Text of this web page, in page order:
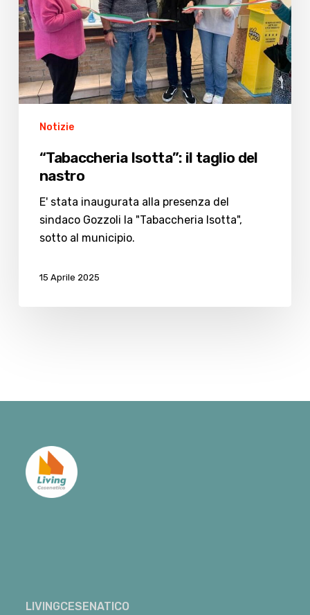
Notizie
“Tabaccheria Isotta”: il taglio del
nastro
E' stata inaugurata alla presenza del
sindaco Gozzoli la "Tabaccheria Isotta",
sotto al municipio.
15 Aprile 2025
LIVINGCESENATICO